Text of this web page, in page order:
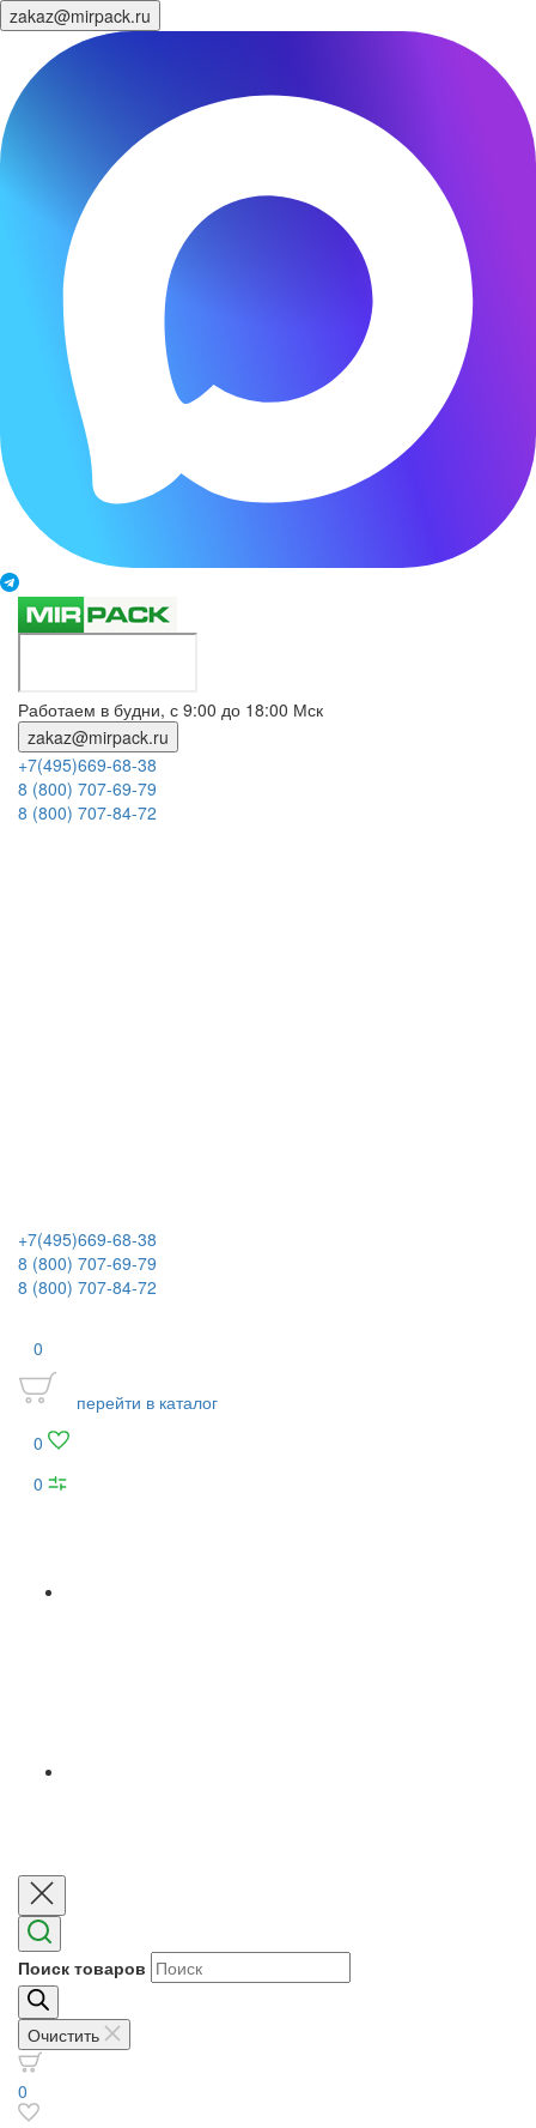
zakaz@mirpack.ru
Работаем в будни, с 9:00 до 18:00 Мск
zakaz@mirpack.ru
+7(495)669-68-38
8 (800) 707-69-79
8 (800) 707-84-72
+7(495)669-68-38
8 (800) 707-69-79
8 (800) 707-84-72
0
перейти в каталог
0
0
Поиск товаров
Очистить
0